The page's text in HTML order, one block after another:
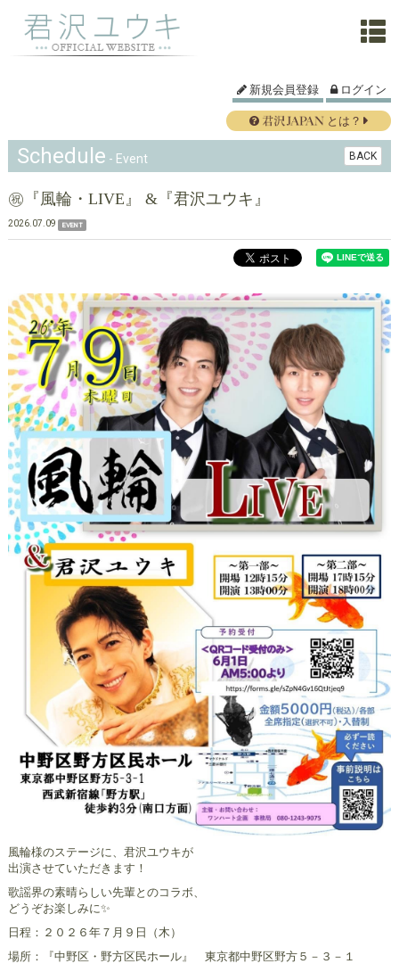
新規会員登録 ログイン
とは？
Schedule - Event BACK
㊗️『風輪・LIVE』 &『君沢ユウキ』
2026.07.09 EVENT
風輪様のステージに、君沢ユウキが
出演させていただきます！
歌謡界の素晴らしい先輩とのコラボ、
どうぞお楽しみに✨
日程：２０２６年７月９日（木）
場所：『中野区・野方区民ホール』 東京都中野区野方５－３－１